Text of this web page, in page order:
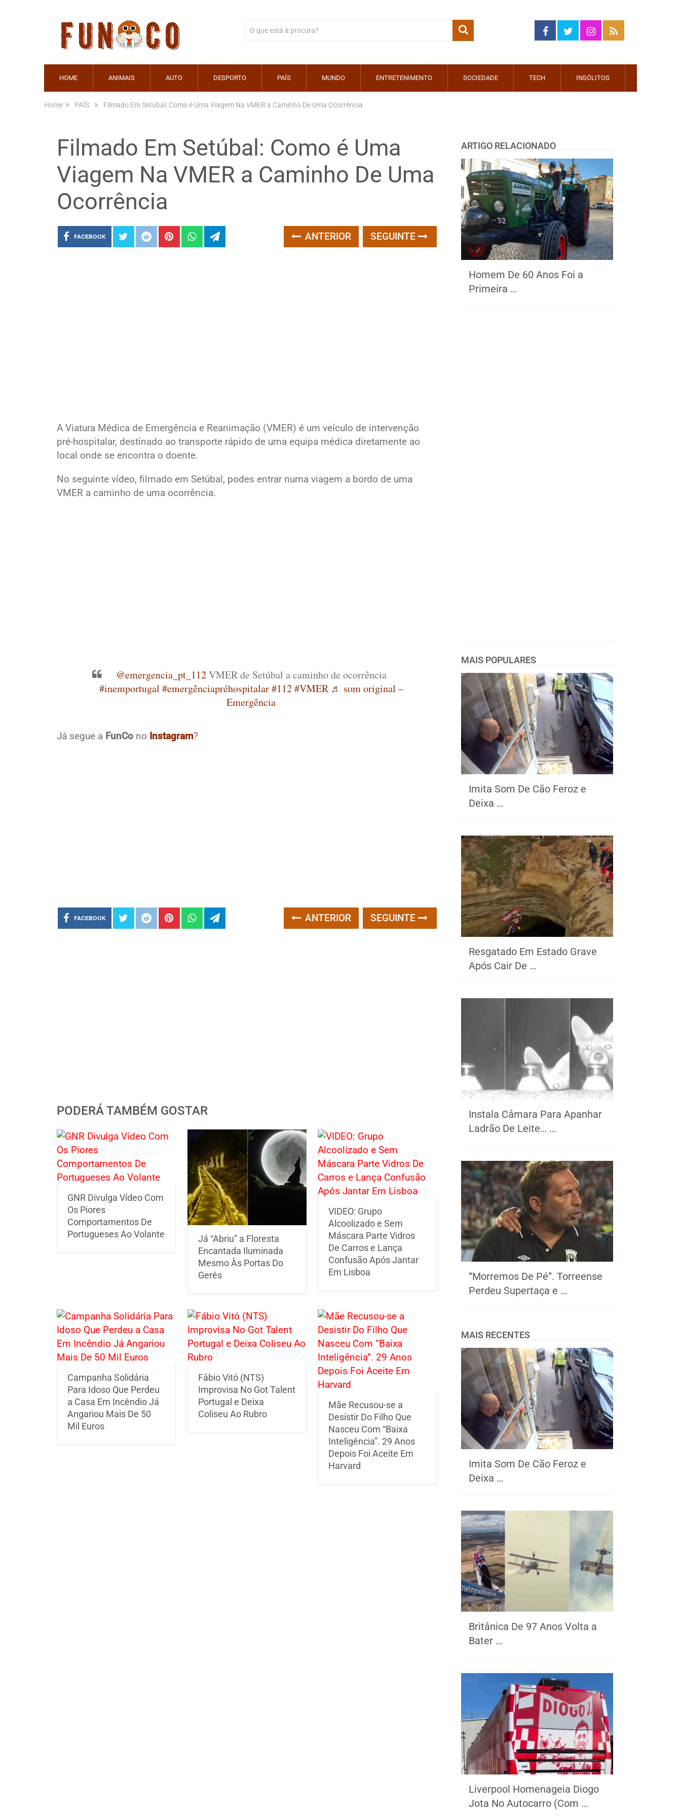
HOME ANIMAIS AUTO DESPORTO PAÍS MUNDO ENTRETENIMENTO SOCIEDADE TECH INSÓLITOS
Home PAÍS Filmado Em Setúbal: Como é Uma Viagem Na VMER a Caminho De Uma Ocorrência
Filmado Em Setúbal: Como é Uma
Viagem Na VMER a Caminho De Uma
Ocorrência
FACEBOOK ANTERIOR SEGUINTE
A Viatura Médica de Emergência e Reanimação (VMER) é um veículo de intervenção
pré-hospitalar, destinado ao transporte rápido de uma equipa médica diretamente ao
local onde se encontra o doente.
No seguinte vídeo, filmado em Setúbal, podes entrar numa viagem a bordo de uma
VMER a caminho de uma ocorrência.
@emergencia_pt_112VMER de Setúbal a caminho de ocorrência
#inemportugal #emergênciapréhospitalar#112#VMER ♬ som original –
Emergência
Já segue a FunCo no Instagram?
FACEBOOK ANTERIOR SEGUINTE
PODERÁ TAMBÉM GOSTAR
GNR Divulga Vídeo Com
Os Piores
Comportamentos De
Portugueses Ao Volante
Já “Abriu” a Floresta
Encantada Iluminada
Mesmo Às Portas Do
Gerês
VIDEO: Grupo
Alcoolizado e Sem
Máscara Parte Vidros
De Carros e Lança
Confusão Após Jantar
Em Lisboa
Campanha Solidária
Para Idoso Que Perdeu
a Casa Em Incêndio Já
Angariou Mais De 50
Mil Euros
Fábio Vitó (NTS)
Improvisa No Got Talent
Portugal e Deixa
Coliseu Ao Rubro
Mãe Recusou-se a
Desistir Do Filho Que
Nasceu Com “Baixa
Inteligência”. 29 Anos
Depois Foi Aceite Em
Harvard
ARTIGO RELACIONADO
Homem De 60 Anos Foi a
Primeira …
MAIS POPULARES
Imita Som De Cão Feroz e
Deixa …
Resgatado Em Estado Grave
Após Cair De …
Instala Câmara Para Apanhar
Ladrão De Leite… …
“Morremos De Pé”. Torreense
Perdeu Supertaça e …
MAIS RECENTES
Imita Som De Cão Feroz e
Deixa …
Britânica De 97 Anos Volta a
Bater …
Liverpool Homenageia Diogo
Jota No Autocarro (Com …